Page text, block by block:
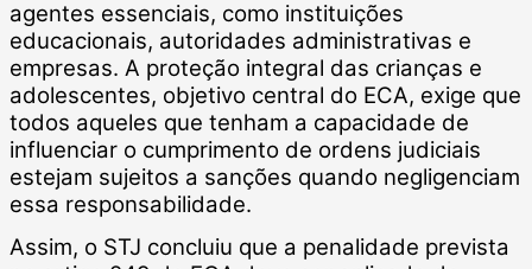
agentes essenciais, como instituições
educacionais, autoridades administrativas e
empresas. A proteção integral das crianças e
adolescentes, objetivo central do ECA, exige que
todos aqueles que tenham a capacidade de
influenciar o cumprimento de ordens judiciais
estejam sujeitos a sanções quando negligenciam
essa responsabilidade.
Assim, o STJ concluiu que a penalidade prevista